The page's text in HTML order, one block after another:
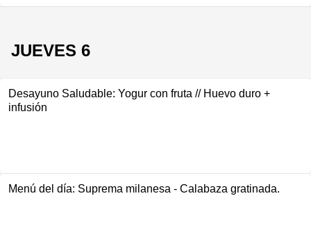
JUEVES 6
Desayuno Saludable: Yogur con fruta // Huevo duro +
infusión
Menú del día: Suprema milanesa - Calabaza gratinada.